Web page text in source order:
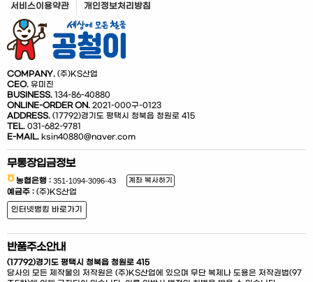
서비스이용약관 개인정보처리방침
COMPANY. (주)KS산업
CEO. 유미진
BUSINESS. 134-86-40880
ONLINE-ORDER ON. 2021-000구-0123
ADDRESS. (17792)경기도 평택시 청북읍 청원로 415
TEL. 031-682-9781
E-MAIL. ksin40880@naver.com
무통장입금정보
농협은행 : 계좌 복사하기
예금주 : (주)KS산업
인터넷뱅킹 바로가기
반품주소안내
(17792)경기도 평택시 청북읍 청원로 415
당사의 모든 제작물의 저작원은 (주)KS산업에 있으며 무단 복제나 도용은 저작권법(97